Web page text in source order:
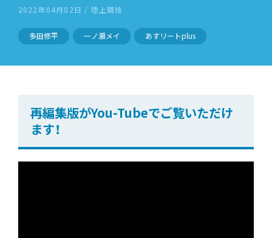
2022年04月02日 / 陸上競技
多田修平 一ノ瀬メイ あすリートplus
再編集版がYou-Tubeでご覧いただけ
ます！